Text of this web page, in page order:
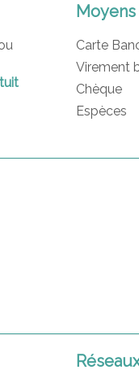
Carte
Virement
Chèque
Espèces